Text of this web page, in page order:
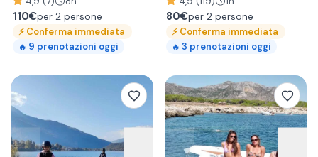
110€per 2 persone
⚡Conferma immediata
🔥 9 prenotazioni oggi
80€per 2 persone
⚡Conferma immediata
🔥 3 prenotazioni oggi